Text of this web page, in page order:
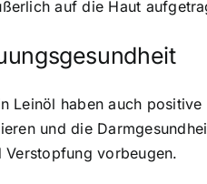
auf die Haut
Leinöl haben auch
und die
vorbeugen.